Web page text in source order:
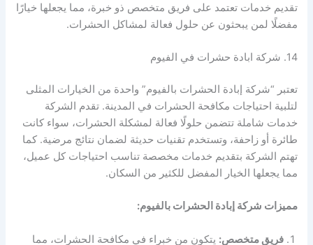
تقديم خدمات تعتمد على فريق متخصص ذو خبرة، مما يجعلها خيارًا
مفضلًا لمن يبحثون عن حلول فعالة لمشاكل الحشرات.
14. شركة ابادة حشرات في الفيوم
تعتبر “شركة إبادة الحشرات بالفيوم” واحدة من الخيارات المثلى
لتلبية احتياجات مكافحة الحشرات في المدينة. تقدم الشركة
خدمات شاملة تتضمن حلولًا فعالة لمشكلة الحشرات، سواء كانت
طائرة أو زاحفة، وتستخدم تقنيات حديثة لضمان نتائج مرضية. كما
تهتم الشركة بتقديم خدمات مخصصة تناسب احتياجات كل عميل،
مما يجعلها الخيار المفضل للكثير من السكان.
مميزات شركة إبادة الحشرات بالفيوم:
فريق متخصص: يتكون من خبراء في مكافحة الحشرات، مما